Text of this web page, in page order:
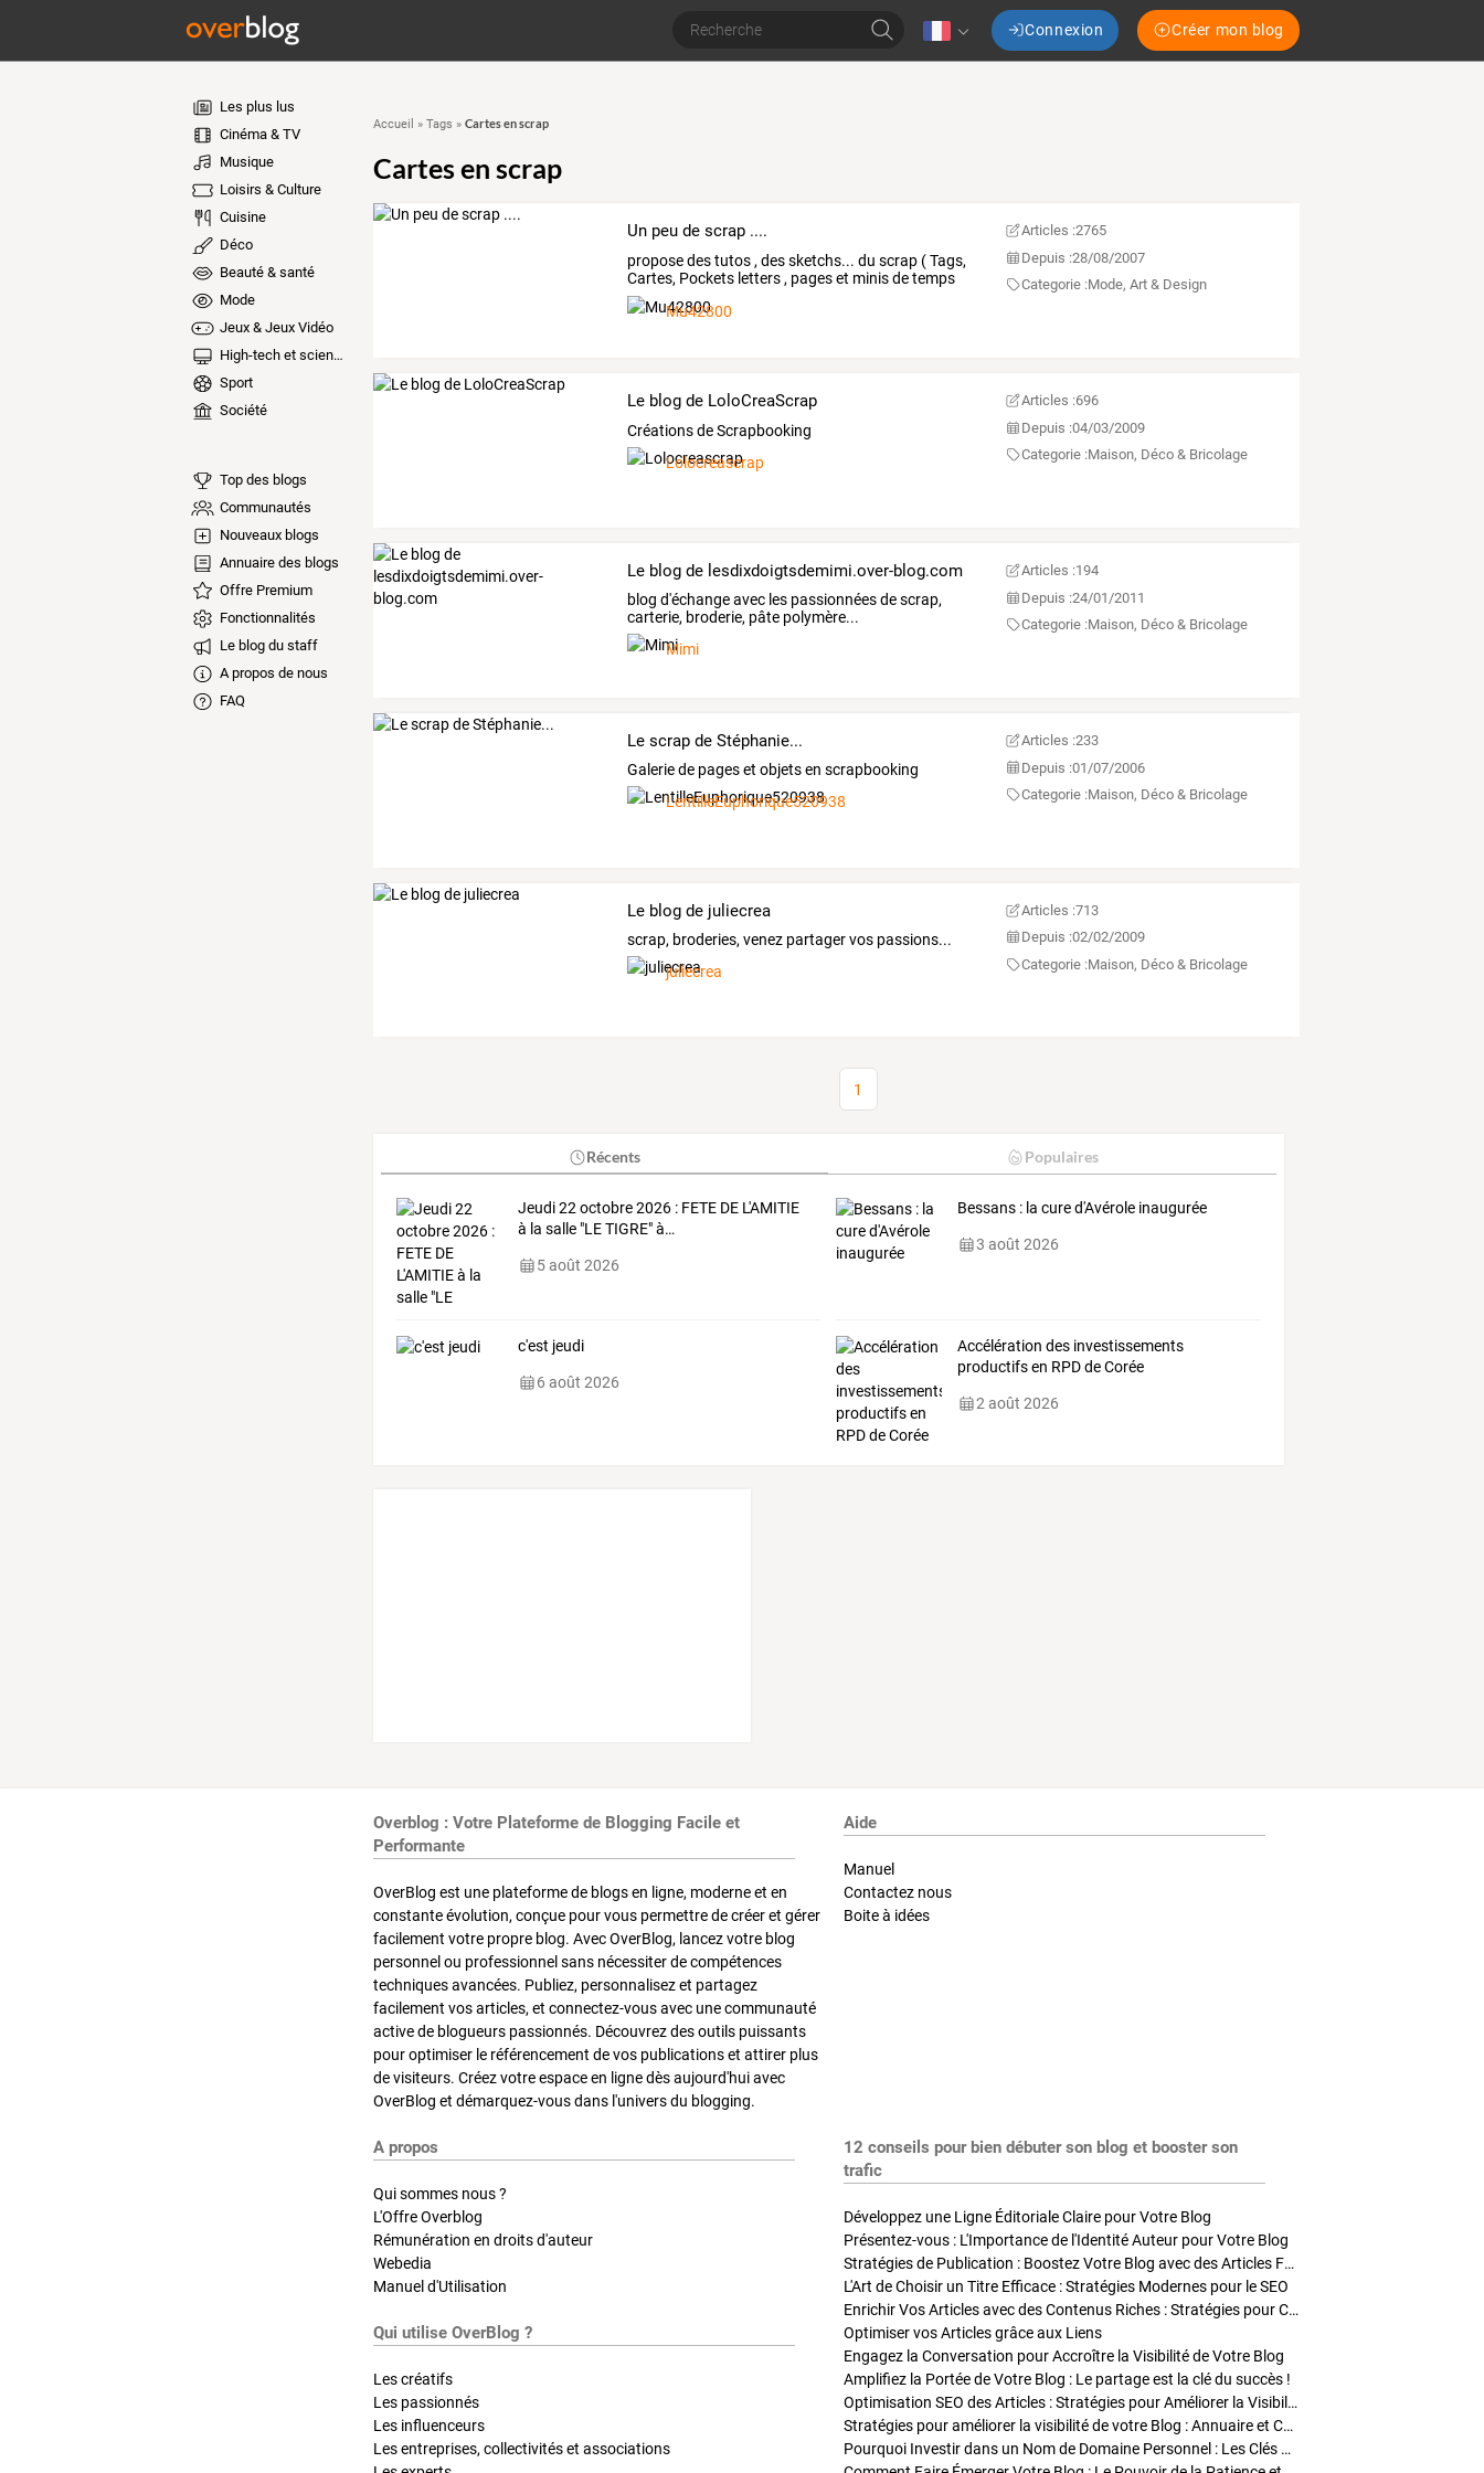
Connexion Créer mon blog
Les plus lus
Cinéma & TV
Musique
Loisirs & Culture
Cuisine
Déco
Beauté & santé
Mode
Jeux & Jeux Vidéo
High-tech et sciences
Sport
Société
Top des blogs
Communautés
Nouveaux blogs
Annuaire des blogs
Offre Premium
Fonctionnalités
Le blog du staff
A propos de nous
FAQ
Accueil » Tags » Cartes en scrap
Cartes en scrap
Un peu de scrap ....
proposedestutos , dessketchs... du scrap (Tags,
Cartes, Pockets letters , pageset minisdetemps
en
Mu42800
Articles :2765
Depuis :28/08/2007
Categorie :Mode, Art & Design
Le blog de LoloCreaScrap
Créations de Scrapbooking
Lolocreascrap
Articles :696
Depuis :04/03/2009
Categorie :Maison, Déco & Bricolage
Le blog de lesdixdoigtsdemimi.over-blog.com
blog d'échange avec les passionnées de scrap,
carterie, broderie, pâte polymère...
Mimi
Articles :194
Depuis :24/01/2011
Categorie :Maison, Déco & Bricolage
Le scrap de Stéphanie...
Galerie de pages et objets en scrapbooking
LentilleEuphorique520938
Articles :233
Depuis :01/07/2006
Categorie :Maison, Déco & Bricolage
Le blog de juliecrea
scrap, broderies, venez partager vos passions...
juliecrea
Articles :713
Depuis :02/02/2009
Categorie :Maison, Déco & Bricolage
1
Récents Populaires
Jeudi22 octobre2026:FETEDEL'AMITIE
à la salle"LETIGRE"à…
5 août 2026
Bessans : la cure d'Avérole inaugurée
3 août 2026
c'est jeudi
6 août 2026
Accélération des investissements
productifs en RPD de Corée
2 août 2026
Overblog : Votre Plateforme de Blogging Facile et
Performante
OverBlog est une plateforme de blogs en ligne, moderne et en
constante évolution, conçue pour vous permettre de créer et gérer
facilement votre propre blog. Avec OverBlog, lancez votre blog
personnel ou professionnel sans nécessiter de compétences
techniques avancées. Publiez, personnalisez et partagez
facilement vos articles, et connectez-vous avec une communauté
active de blogueurs passionnés. Découvrez des outils puissants
pour optimiser le référencement de vos publications et attirer plus
de visiteurs. Créez votre espace en ligne dès aujourd'hui avec
OverBlog et démarquez-vous dans l'univers du blogging.
Aide
Manuel
Contactez nous
Boite à idées
A propos
Qui sommes nous ?
L'Offre Overblog
Rémunération en droits d'auteur
Webedia
Manuel d'Utilisation
Qui utilise OverBlog ?
Les créatifs
Les passionnés
Les influenceurs
Les entreprises, collectivités et associations
12 conseils pour bien débuter son blog et booster son
trafic
Développez une Ligne Éditoriale Claire pour Votre Blog
Présentez-vous : L'Importance de l'Identité Auteur pour Votre Blog
Stratégies de Publication : Boostez Votre Blog avec des Articles Fréquents et Exclusifs
L'Art de Choisir un Titre Efficace : Stratégies Modernes pour le SEO
Enrichir Vos Articles avec des Contenus Riches : Stratégies pour Captiver et Optimiser
Optimiser vos Articles grâce aux Liens
Engagez la Conversation pour Accroître la Visibilité de Votre Blog
Amplifiez la Portée de Votre Blog : Le partage est la clé du succès !
Optimisation SEO des Articles : Stratégies pour Améliorer la Visibilité de Votre Blog
Stratégies pour améliorer la visibilité de votre Blog : Annuaire et Collaborations
Pourquoi Investir dans un Nom de Domaine Personnel : Les Clés de la Réussite de Votre Blog